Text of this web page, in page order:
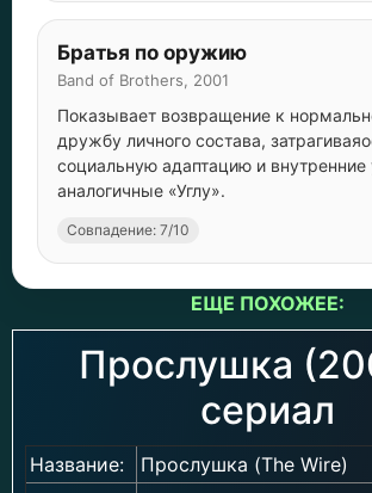
Братья по оружию
Band of Brothers, 2001
Показывает возвращение к
дружбу личного состава,
социальную адаптацию и внутренние
аналогичные «Углу».
Совпадение: 7/10
ЕЩЕ ПОХОЖЕЕ:
Прослушка
сериал
Название:
Прослушка (The Wire)